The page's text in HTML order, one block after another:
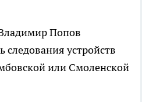
Попов
следования устройств
или Смоленской